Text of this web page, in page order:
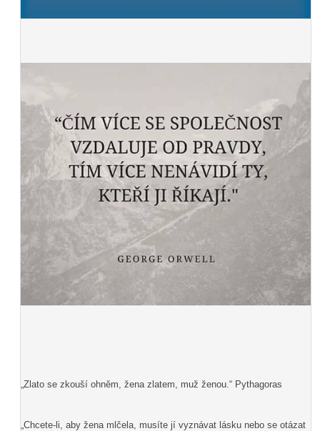
„Zlato se zkouší ohněm, žena zlatem, muž ženou.“ Pythagoras
„Chcete-li, aby žena mlčela, musíte jí vyznávat lásku nebo se otázat